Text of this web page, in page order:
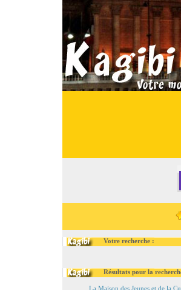
Votre recherche :
Résultats pour la recherche
La Maison des Jeunes et de la